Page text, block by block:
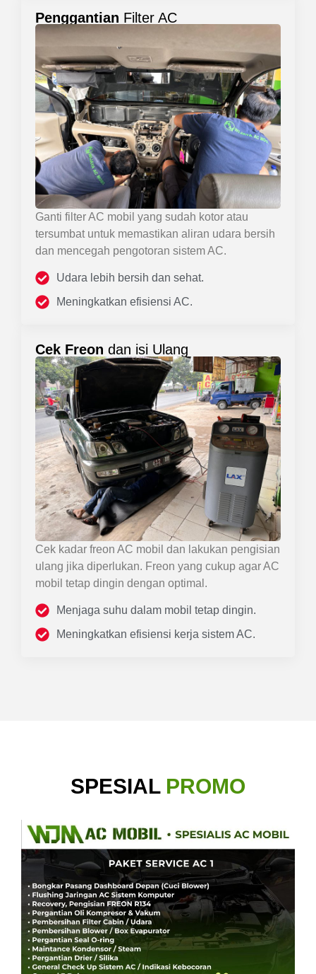
Penggantian Filter AC
Ganti filter AC mobil yang sudah kotor atau
tersumbat untuk memastikan aliran udara bersih
dan mencegah pengotoran sistem AC.
Udara lebih bersih dan sehat.
Meningkatkan efisiensi AC.
Cek Freon dan isi Ulang
Cek kadar freon AC mobil dan lakukan pengisian
ulang jika diperlukan. Freon yang cukup agar AC
mobil tetap dingin dengan optimal.
Menjaga suhu dalam mobil tetap dingin.
Meningkatkan efisiensi kerja sistem AC.
SPESIAL PROMO